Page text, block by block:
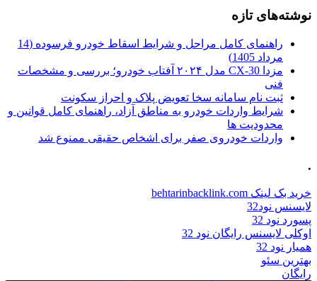
نوشته‌های تازه
راهنمای کامل مراحل و شرایط اسقاط خودرو فرسوده (14
مرداد 1405)
مزدا CX-30 مدل ۲۰۲۴ آفتاب خودرو؛ بررسی و مشخصات
فنی
ثبت نام سامانه سخا تعویض پلاک و احراز سکونت
شرایط واردات خودرو به مناطق آزاد، راهنمای کامل قوانین و
محدودیت ها
واردات خودروی صفر برای اشخاص حقیقی ممنوع شد
.
خرید بک لینک behtarinbacklink.com
لایسنس نود32
پسورد نود 32
اوکلی لایسنس رایگان نود 32
همیار نود 32
بهترین سئو
رایگان